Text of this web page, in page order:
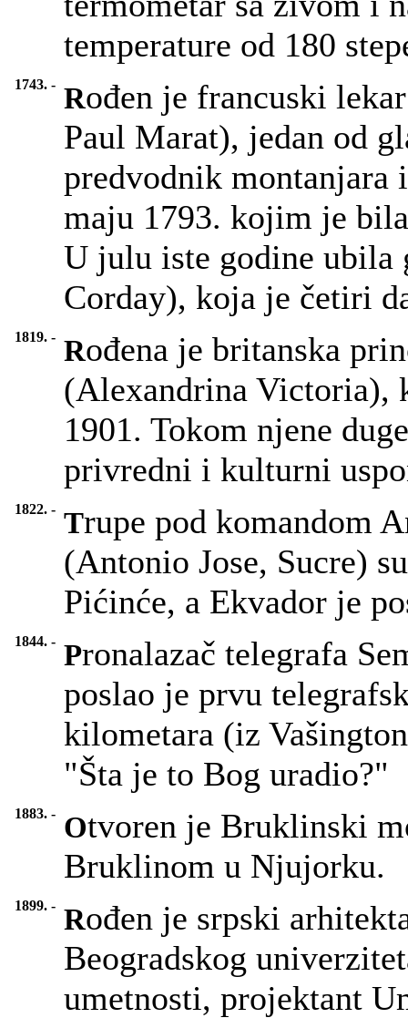
temperature od 180
1743. - Rođen je francuski
Paul Marat), jedan od
predvodnik montanjara
maju 1793. kojim je
U julu iste godine ubila
Corday), koja je četiri
1819. - Rođena je britanska
(Alexandrina Victoria),
1901. Tokom njene
privredni i kulturni
1822. - Trupe pod komandom
(Antonio Jose, Sucre)
Pićinće, a Ekvador je
1844. - Pronalazač telegrafa
poslao je prvu
kilometara (iz
"Šta je to Bog uradio?"
1883. - Otvoren je Bruklinski
Bruklinom u Njujorku.
1899. - Rođen je srpski
Beogradskog
umetnosti, projektant